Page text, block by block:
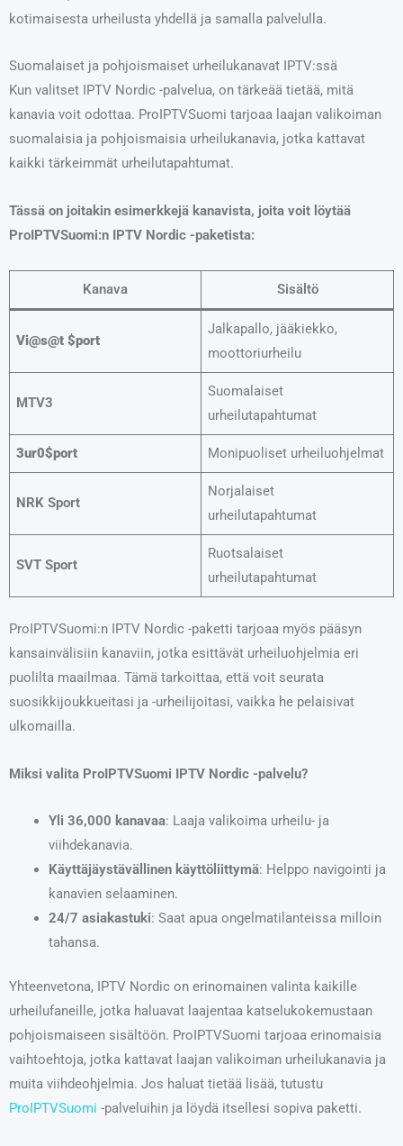
kotimaisesta urheilusta yhdellä ja samalla palvelulla.
Suomalaiset ja pohjoismaiset urheilukanavat IPTV:ssä
Kun valitset IPTV Nordic -palvelua, on tärkeää tietää, mitä
kanavia voit odottaa. ProIPTVSuomi tarjoaa laajan valikoiman
suomalaisia ja pohjoismaisia urheilukanavia, jotka kattavat
kaikki tärkeimmät urheilutapahtumat.
Tässä on joitakin esimerkkejä kanavista, joita voit löytää
ProIPTVSuomi:n IPTV Nordic -paketista:
Kanava Sisältö
Vi@s@t $port
Jalkapallo, jääkiekko,
moottoriurheilu
MTV3
Suomalaiset
urheilutapahtumat
3ur0$port Monipuoliset urheiluohjelmat
NRK Sport
Norjalaiset
urheilutapahtumat
SVT Sport
Ruotsalaiset
urheilutapahtumat
ProIPTVSuomi:n IPTV Nordic -paketti tarjoaa myös pääsyn
kansainvälisiin kanaviin, jotka esittävät urheiluohjelmia eri
puolilta maailmaa. Tämä tarkoittaa, että voit seurata
suosikkijoukkueitasi ja -urheilijoitasi, vaikka he pelaisivat
ulkomailla.
Miksi valita ProIPTVSuomi IPTV Nordic -palvelu?
Yli 36,000 kanavaa: Laaja valikoima urheilu- ja
viihdekanavia.
Käyttäjäystävällinen käyttöliittymä: Helppo navigointi ja
kanavien selaaminen.
24/7 asiakastuki: Saat apua ongelmatilanteissa milloin
tahansa.
Yhteenvetona, IPTV Nordic on erinomainen valinta kaikille
urheilufaneille, jotka haluavat laajentaa katselukokemustaan
pohjoismaiseen sisältöön. ProIPTVSuomi tarjoaa erinomaisia
vaihtoehtoja, jotka kattavat laajan valikoiman urheilukanavia ja
muita viihdeohjelmia. Jos haluat tietää lisää, tutustu
ProIPTVSuomi -palveluihin ja löydä itsellesi sopiva paketti.